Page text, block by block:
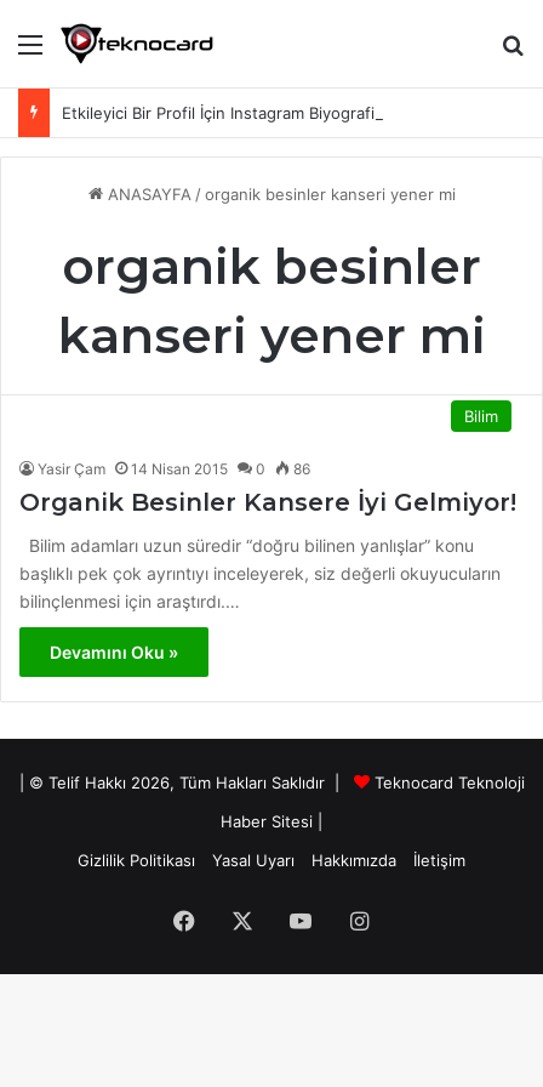
Menü
Etkileyici Bir Profil İçin Instagram Biyografi Sözleri
ANASAYFA / organik besinler kanseri yener mi
organik besinler
kanseri yener mi
Bilim
Yasir Çam 14 Nisan 2015 0 86
Organik Besinler Kansere İyi Gelmiyor!
Bilim adamları uzun süredir “doğru bilinen yanlışlar” konu
başlıklı pek çok ayrıntıyı inceleyerek, siz değerli okuyucuların
bilinçlenmesi için araştırdı.…
Devamını Oku »
| © Telif Hakkı 2026, Tüm Hakları Saklıdır |
Teknocard Teknoloji
Haber Sitesi
Gizlilik Politikası
Yasal Uyarı Hakkımızda İletişim
Facebook YouTubeInstagram